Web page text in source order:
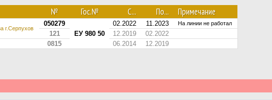
№ Гос.№ С... По... Примечание
г.Серпухов
050279
ЕУ 980 50
02.2022 11.2023 На линии не работал
121 12.2019 02.2022
0815 06.2014 12.2019